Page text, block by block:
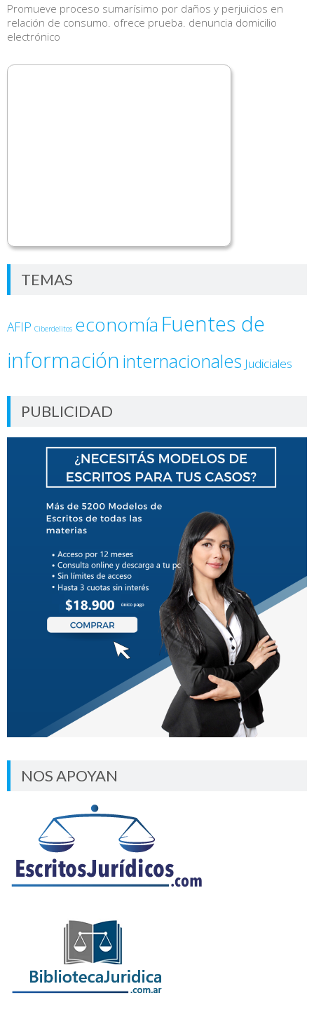
Promueve proceso sumarísimo por daños y perjuicios en
relación de consumo. ofrece prueba. denuncia domicilio
electrónico
TEMAS
AFIP Ciberdelitos economía Fuentes de
información internacionales Judiciales
PUBLICIDAD
NOS APOYAN